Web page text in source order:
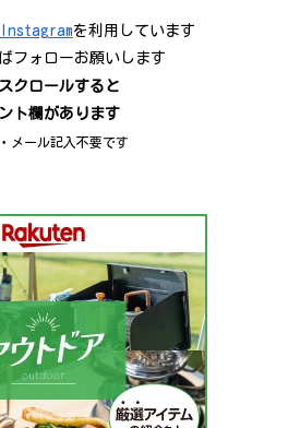
Instagramを利用しています
フォローお願いします
クロールすると
ト欄があります
メール記入不要です